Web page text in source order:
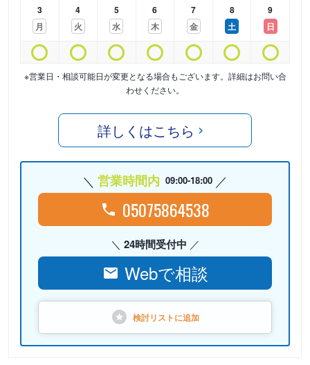
3
月
4
火
5
水
6
木
7
金
8
土
9
日
※営業日・相談可能日が変更となる場合もございます。詳細はお問い合
わせください。
詳しくはこちら
営業時間内 09:00-18:00
05075864538
24時間受付中
Webで相談
検討リストに追加